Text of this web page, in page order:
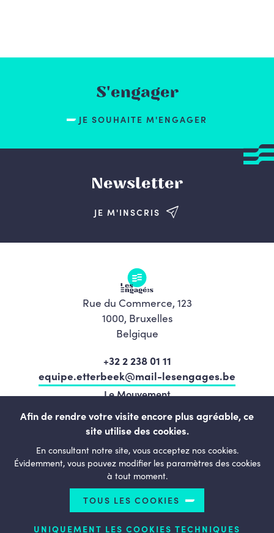
S'engager
JE SOUHAITE M'ENGAGER
Newsletter
JE M'INSCRIS
Rue du Commerce, 123
1000, Bruxelles
Belgique
+32 2 238 01 11
equipe.etterbeek@mail-lesengages.be
Le Mouvement
Programme
L’équipe
Actualités
Agenda
Contact
LESENGAGÉS.BE
Afin de rendre votre visite encore plus agréable, ce
site utilise des cookies.
En consultant notre site, vous acceptez nos cookies.
Évidemment, vous pouvez modifier les paramètres des cookies
à tout moment.
TOUS LES COOKIES
UNIQUEMENT LES COOKIES TECHNIQUES